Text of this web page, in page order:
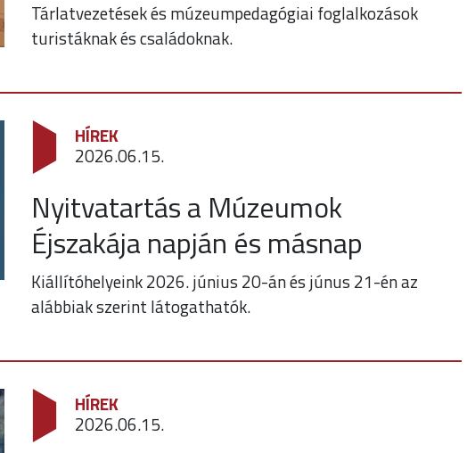
Tárlatvezetések és múzeumpedagógiai foglalkozások
turistáknak és családoknak.
HÍREK
2026.06.15.
Nyitvatartás a Múzeumok
Éjszakája napján és másnap
Kiállítóhelyeink 2026. június 20-án és júnus 21-én az
alábbiak szerint látogathatók.
HÍREK
2026.06.15.